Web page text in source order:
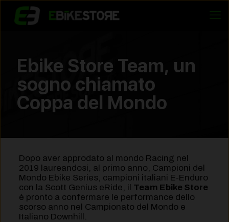
Ebike Store Team, un
sogno chiamato
Coppa del Mondo
Dopo aver approdato al mondo Racing nel
2019 laureandosi, al primo anno, Campioni del
Mondo Ebike Series, campioni italiani E-Enduro
con la Scott Genius eRide, il Team Ebike Store
è pronto a confermare le performance dello
scorso anno nel Campionato del Mondo e
Italiano Downhill.